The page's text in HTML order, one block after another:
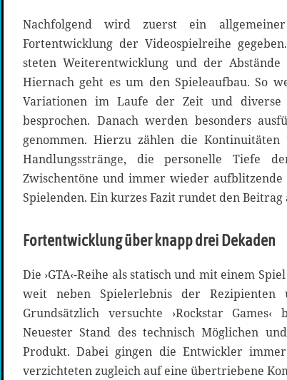
Nachfolgend wird zuerst ein
Fortentwicklung der Videospielreihe
steten Weiterentwicklung und der Abstände
Hiernach geht es um den Spieleaufbau. So
Variationen im Laufe der Zeit und diverse
besprochen. Danach werden besonders
genommen. Hierzu zählen die
Handlungsstränge, die personelle Tiefe
Zwischentöne und immer wieder
Spielenden. Ein kurzes Fazit rundet den Beitrag
Fortentwicklung über knapp drei Dekaden
Die ›GTA‹-Reihe als statisch und mit einem
weit neben Spielerlebnis der
Grundsätzlich versuchte ›Rockstar
Neuester Stand des technisch Möglichen
Produkt. Dabei gingen die Entwickler
verzichteten zugleich auf eine übertriebene